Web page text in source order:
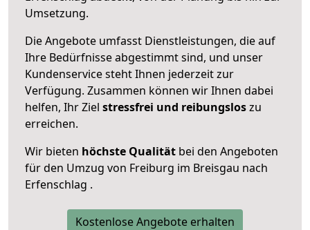
Umsetzung.
Die Angebote umfasst Dienstleistungen, die auf
Ihre Bedürfnisse abgestimmt sind, und unser
Kundenservice steht Ihnen jederzeit zur
Verfügung. Zusammen können wir Ihnen dabei
helfen, Ihr Ziel stressfrei und reibungsloszu
erreichen.
Wir bieten höchste Qualität bei den Angeboten
für den Umzug von Freiburg im Breisgau nach
Erfenschlag .
Kostenlose Angebote erhalten